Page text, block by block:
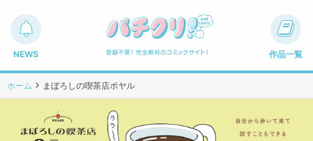
NEWS 作品一覧
ホーム まぼろしの喫茶店ポヤル